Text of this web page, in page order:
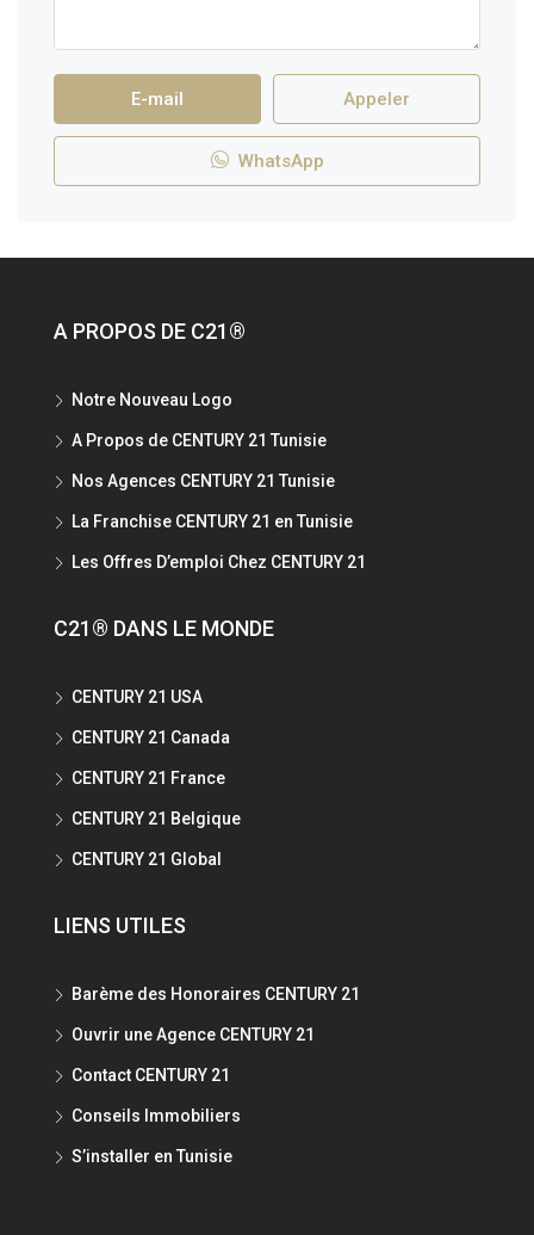
E-mail Appeler
WhatsApp
A PROPOS DE C21®
Notre Nouveau Logo
A Propos de CENTURY 21 Tunisie
Nos Agences CENTURY 21 Tunisie
La Franchise CENTURY 21 en Tunisie
Les Offres D’emploi Chez CENTURY 21
C21® DANS LE MONDE
CENTURY 21 USA
CENTURY 21 Canada
CENTURY 21 France
CENTURY 21 Belgique
CENTURY 21 Global
LIENS UTILES
Barème des Honoraires CENTURY 21
Ouvrir une Agence CENTURY 21
Contact CENTURY 21
Conseils Immobiliers
S’installer en Tunisie